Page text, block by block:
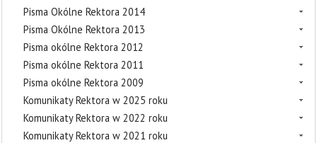
Pisma Okólne Rektora 2014
Pisma Okólne Rektora 2013
Pisma okólne Rektora 2012
Pisma okólne Rektora 2011
Pisma okólne Rektora 2009
Komunikaty Rektora w 2025 roku
Komunikaty Rektora w 2022 roku
Komunikaty Rektora w 2021 roku